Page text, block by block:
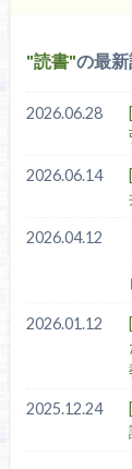
読書 の最
2026.06.28
2026.06.14
2026.04.12
2026.01.12
2025.12.24